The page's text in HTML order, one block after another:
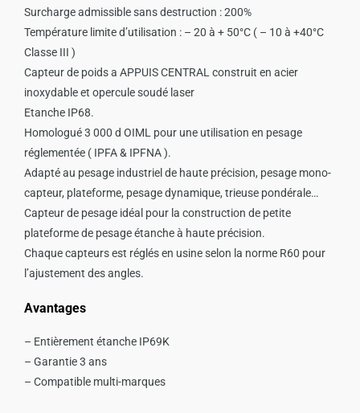
Surcharge admissible sans destruction : 200%
Température limite d’utilisation : – 20 à + 50°C ( – 10 à +40°C
Classe III )
Capteur de poids a APPUIS CENTRAL construit en acier
inoxydable et opercule soudé laser
Etanche IP68.
Homologué 3 000 d OIML pour une utilisation en pesage
réglementée ( IPFA & IPFNA ).
Adapté au pesage industriel de haute précision, pesage mono-
capteur, plateforme, pesage dynamique, trieuse pondérale…
Capteur de pesage idéal pour la construction de petite
plateforme de pesage étanche à haute précision.
Chaque capteurs est réglés en usine selon la norme R60 pour
l’ajustement des angles.
Avantages
– Entièrement étanche IP69K
– Garantie 3 ans
– Compatible multi-marques